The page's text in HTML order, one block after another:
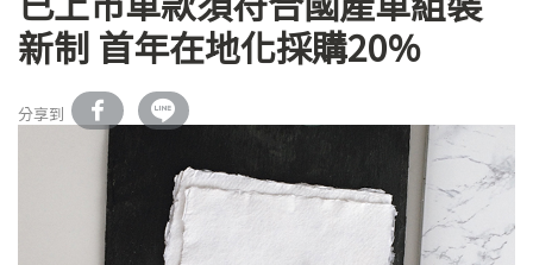
新制 首年在地化採購20%
分享到